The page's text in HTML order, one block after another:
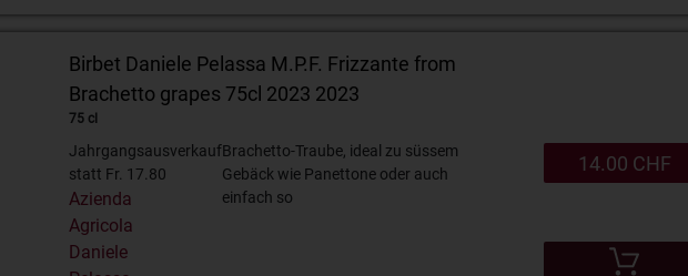
Birbet Daniele Pelassa M.P.F. Frizzante from
Brachetto grapes 75cl 2023 2023
75 cl
Jahrgangsausverkauf
statt Fr. 17.80
Azienda
Agricola
Daniele
Brachetto-Traube, ideal zu süssem
Gebäck wie Panettone oder auch
einfach so
14.00 CHF